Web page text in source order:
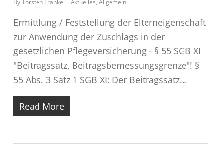
ByTorsten Franke Aktuelles, Allgemein
Ermittlung / Feststellung der Elterneigenschaft
zur Anwendung der Zuschlags in der
gesetzlichen Pflegeversicherung - § 55 SGB XI
"Beitragssatz, Beitragsbemessungsgrenze"! §
55 Abs. 3 Satz 1 SGB XI: Der Beitragssatz…
Read More